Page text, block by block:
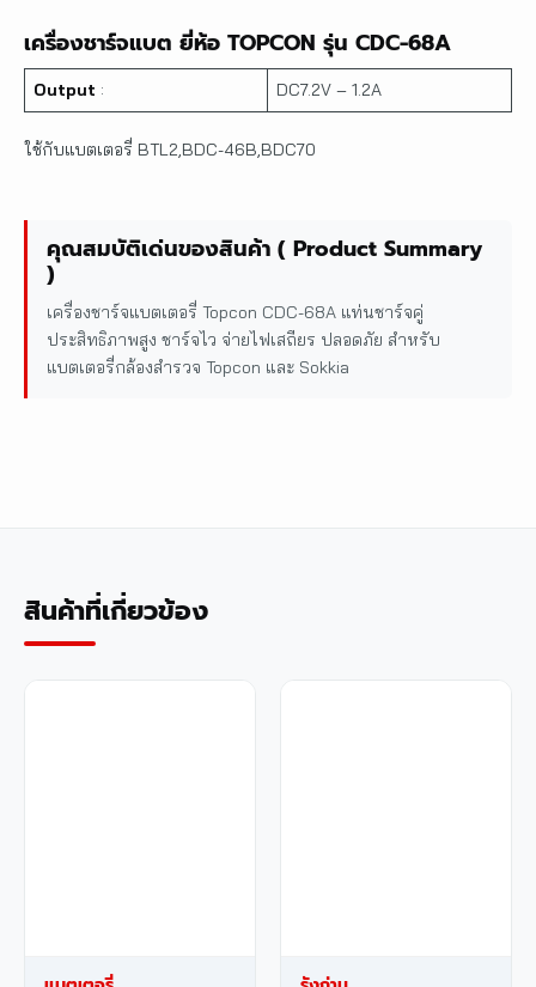
เครื่องชาร์จแบต ยี่ห้อ TOPCON รุ่น CDC-68A
Output : DC7.2V – 1.2A
ใช้กับแบตเตอรี่ BTL2,BDC-46B,BDC70
คุณสมบัติเด่นของสินค้า ( Product Summary
)
เครื่องชาร์จแบตเตอรี่ Topcon CDC-68A แท่นชาร์จคู่
ประสิทธิภาพสูง ชาร์จไว จ่ายไฟเสถียร ปลอดภัย สำหรับ
แบตเตอรี่กล้องสำรวจ Topcon และ Sokkia
สินค้าที่เกี่ยวข้อง